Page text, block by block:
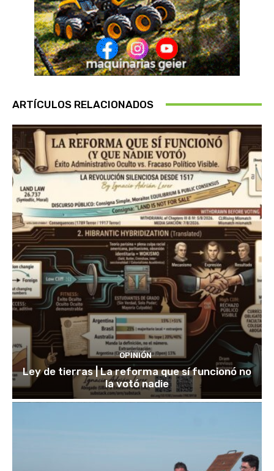
ARTÍCULOS RELACIONADOS
OPINIÓN
Ley de tierras | La reforma que sí funcionó no
la votó nadie